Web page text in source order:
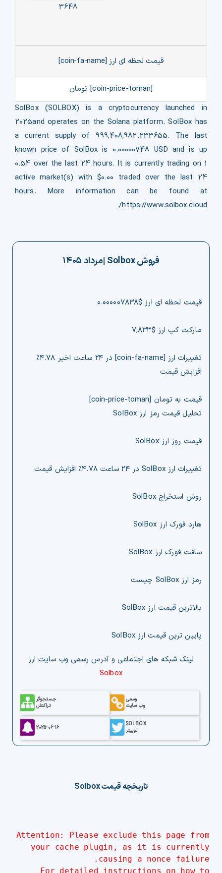
3648
قیمت لحظه ای ارز [coin-fa-name]
[coin-price-toman] تومان
SolBox (SOLBOX) is a cryptocurrency launched in
2025and operates on the Solana platform. SolBox has
a current supply of 999,408,982.233655. The last
known price of SolBox is 0.00000748 USD and is up
0.54 over the last 24 hours. It is currently trading on 1
active market(s) with $0.00 traded over the last 24
hours. More information can be found at
https://www.solbox.cloud/.
فروشSolbox
|مرداد ۱۴۰۵
قیمت لحظه ای ارز $۰.۰۰۰۰۰۷۸۳۸
مارکت کپ ارز $۷,۸۳۳
تغییرات ارز [coin-fa-name] در ۲۴ ساعت اخیر ۴.۷۸%
افزایش قیمت
قیمت به تومان [coin-price-toman]
تحلیل قیمت رمز ارز SolBox
قیمت روز ارز SolBox
تغییرات ارز SolBox در ۲۴ ساعت ۴.۷۸% افزایش قیمت
روش استخراج SolBox
هارد فورک ارز SolBox
سافت فورک ارز SolBox
رمز ارز SolBox چیست
بالاترین قیمت ارز SolBox
پایین ترین قیمت ارز SolBox
لینک‌ شبکه های اجتماعی و آدرس رسمی وب‌ سایت ارز
Solbox
جستجوگر
تراکنش
رسمی
وب سایت
2025-06-16
SOLBOX
توییتر
تاریخچه قیمتSolbox
Attention: Please exclude this page from
your cache plugin, as it is currently
causing a nonce failure.
For detailed instructions on how to